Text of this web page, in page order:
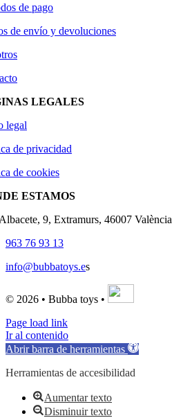
de pago
de envío y devoluciones
LEGALES
legal
de privacidad
de cookies
ESTAMOS
9, Extramurs, 46007 València
963 76 93 13
info@bubbatoys.es
© 2026 • Bubba toys •
Page load link
Ir al contenido
Abrir barra de herramientas
Herramientas de accesibilidad
Aumentar texto
Disminuir texto